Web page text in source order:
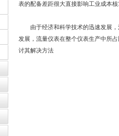
表的配备差距很大直接影响工业成本
由于经济和科学技术的迅速发展，
发展，流量仪表在整个仪表生产中所
讨其解决方法